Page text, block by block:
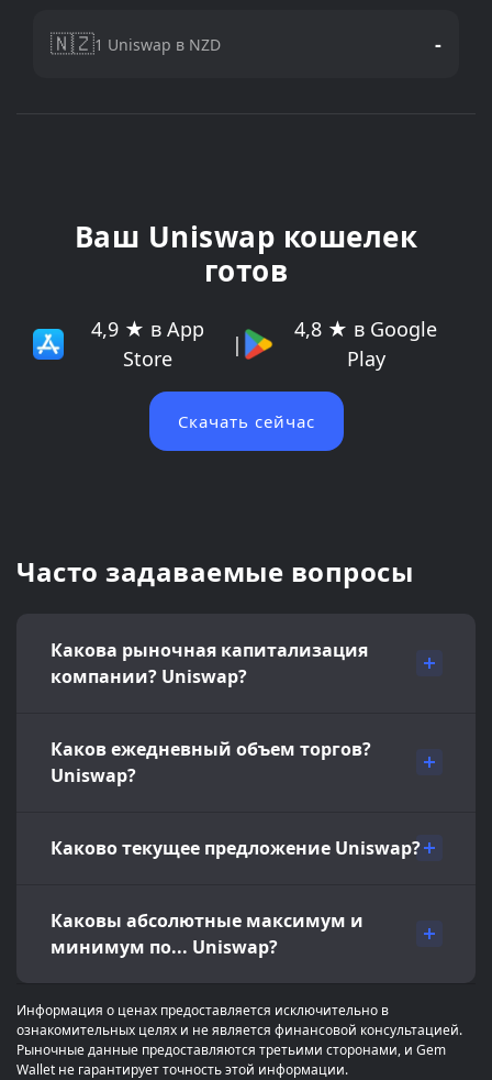
🇳🇿1 Uniswap в NZD -
Ваш Uniswap кошелек
готов
4,9 ★ в App
Store
|
4,8 ★ в Google
Play
Скачать сейчас
Часто задаваемые вопросы
Какова рыночная капитализация
компании? Uniswap?
Каков ежедневный объем торгов?
Uniswap?
Каково текущее предложение Uniswap?
Каковы абсолютные максимум и
минимум по... Uniswap?
Информация о ценах предоставляется исключительно в
ознакомительных целях и не является финансовой консультацией.
Рыночные данные предоставляются третьими сторонами, и Gem
Wallet не гарантирует точность этой информации.